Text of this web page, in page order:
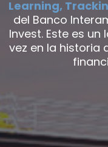
Learning,
del Banco
Invest. Este es
vez en la historia